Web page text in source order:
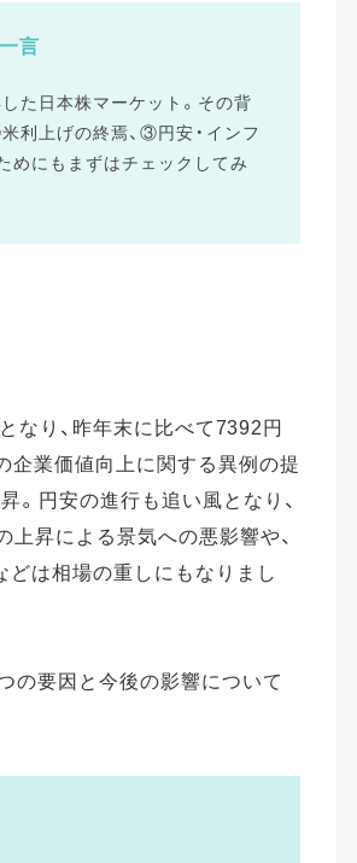
言
た日本株マーケット。その背
利上げの終焉、③円安・インフ
めにもまずはチェックしてみ
り、昨年末に比べて7392円
企業価値向上に関する異例の提
。円安の進行も追い風となり、
上昇による景気への悪影響や、
どは相場の重しにもなりまし
の要因と今後の影響について